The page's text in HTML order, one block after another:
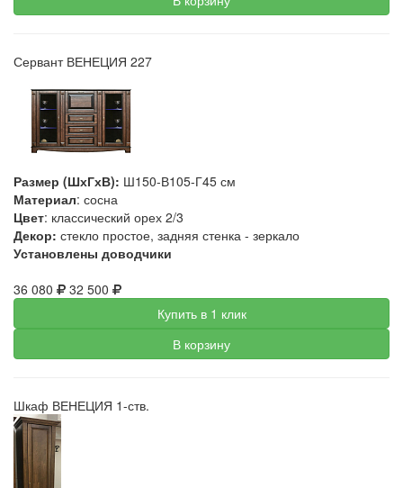
Сервант ВЕНЕЦИЯ 227
Размер (ШхГхВ): Ш150-В105-Г45 см
Материал: сосна
Цвет: классический орех 2/3
Декор: стекло простое, задняя стенка - зеркало
Установлены доводчики
36 080
32 500
Купить в 1 клик
В корзину
Шкаф ВЕНЕЦИЯ 1-ств.